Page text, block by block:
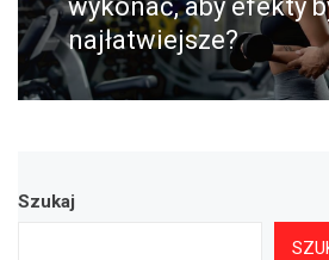
wykonać, aby efekty
najłatwiejsze?
Szukaj